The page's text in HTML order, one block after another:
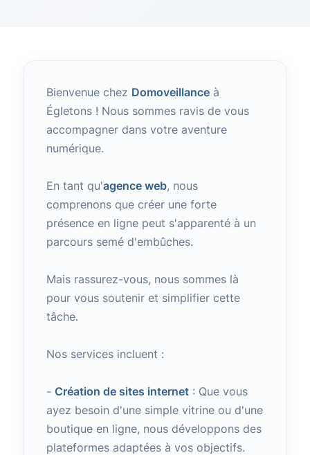
Bienvenue chez Domoveillanceà
Égletons ! Nous sommes ravis de vous
accompagner dans votre aventure
numérique.
En tant qu'agence web, nous
comprenons que créer une forte
présence en ligne peut s'apparenté à un
parcours semé d'embûches.
Mais rassurez-vous, nous sommes là
pour vous soutenir et simplifier cette
tâche.
Nos services incluent :
- Création de sites internet: Que vous
ayez besoin d'une simple vitrine ou d'une
boutique en ligne, nous développons des
plateformes adaptées à vos objectifs.